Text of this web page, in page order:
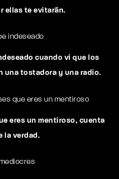
ellas te evitarán.
cuando vi que los
una tostadora y una radio.
eres un mentiroso, cuenta
la verdad.